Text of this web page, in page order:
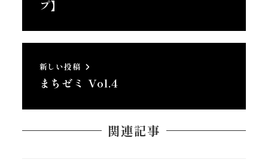
プ】
新しい投稿
まちゼミ Vol.4
関連記事